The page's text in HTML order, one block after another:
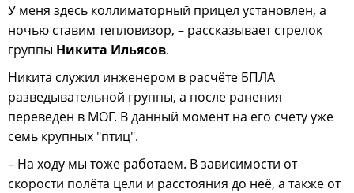
У меня здесь коллиматорный прицел установлен, а
ночью ставим тепловизор, – рассказывает стрелок
группы Никита Ильясов.
Никита служил инженером в расчёте БПЛА
разведывательной группы, а после ранения
переведен в МОГ. В данный момент на его счету уже
семь крупных "птиц".
– На ходу мы тоже работаем. В зависимости от
скорости полёта цели и расстояния до неё, а также от